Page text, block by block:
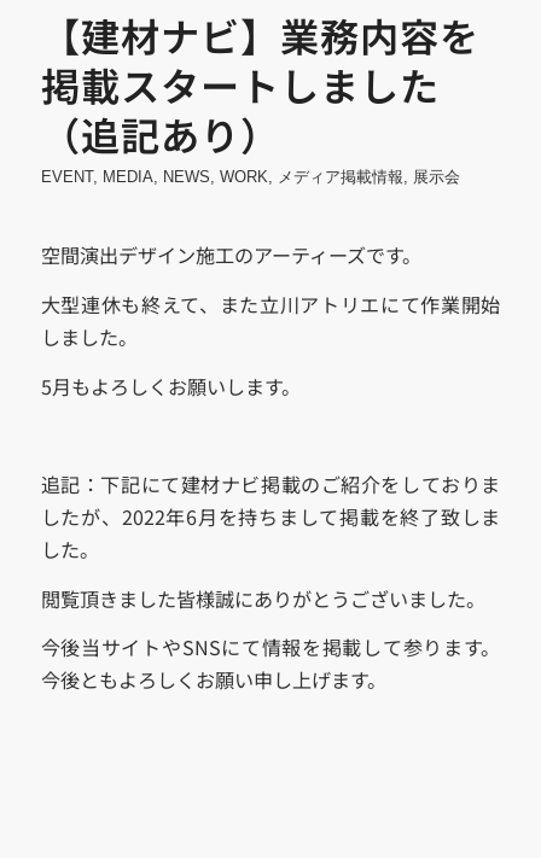
【建材ナビ】業務内容を
掲載スタートしました
（追記あり）
EVENT, MEDIA NEWS WORK メディア掲載情報 展示会
空間演出デザイン施工のアーティーズです。
大型連休も終えて、また立川アトリエにて作業開始
しました。
5月もよろしくお願いします。
追記：下記にて建材ナビ掲載のご紹介をしておりま
したが、2022年6月を持ちまして掲載を終了致しま
した。
閲覧頂きました皆様誠にありがとうございました。
今後当サイトやSNSにて情報を掲載して参ります。
今後ともよろしくお願い申し上げます。